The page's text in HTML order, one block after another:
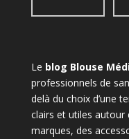
Le blog Blouse
professionnels de
delà du choix d’une
clairs et utiles autour
marques, des